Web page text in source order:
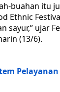
buahan itu
Ethnic
sayur,” ujar
(13/6).
Pelayanan